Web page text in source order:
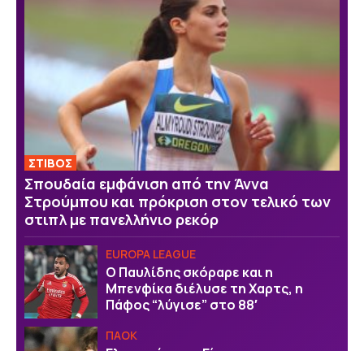
ΣΤΙΒΟΣ
Σπουδαία εμφάνιση από την Άννα
Στρούμπου και πρόκριση στον τελικό των
στιπλ με πανελλήνιο ρεκόρ
EUROPA LEAGUE
Ο Παυλίδης σκόραρε και η
Μπενφίκα διέλυσε τη Χαρτς, η
Πάφος “λύγισε” στο 88′
ΠΑΟΚ